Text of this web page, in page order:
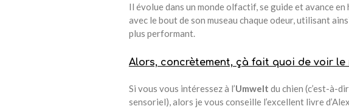
Il évolue dans un monde olfactif, se guide et avance
avec le bout de son museau chaque odeur, utilisant
plus performant.
Alors, concrètement, çà fait quoi de voir le
Si vous vous intéressez à l’Umwelt du chien (c’est-à-
sensoriel), alors je vous conseille l’excellent livre